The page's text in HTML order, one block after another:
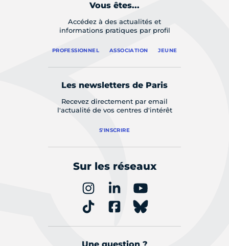
Vous êtes...
Accédez à des actualités et
informations pratiques par profil
PROFESSIONNEL ASSOCIATION JEUNE
Les newsletters de Paris
Recevez directement par email
l'actualité de vos centres d'intérêt
S'INSCRIRE
Sur les réseaux